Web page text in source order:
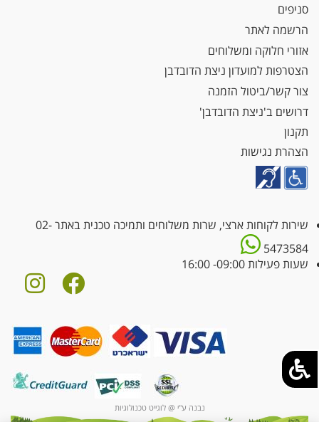
סניפים
הרשמה לאתר
אזורי חלוקה ומשלוחים
הצטרפות למועדון ניצת הדובדבן
צור קשר/ביטול הזמנה
דרושים ב'ניצת הדובדבן'
תקנון
הצהרת נגישות
שירות לקוחות ארצי, שרות משלוחים ותמיכה טכנית באתר02-
5473584
שעות פעילות 09:00- 16:00
נבנה ע"י @ לוגייט טכנולוגיות